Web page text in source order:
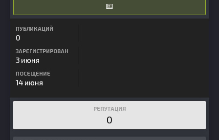
ПУБЛИКАЦИЙ
0
ЗАРЕГИСТРИРОВАН
3 июня
ПОСЕЩЕНИЕ
14 июня
РЕПУТАЦИЯ
0